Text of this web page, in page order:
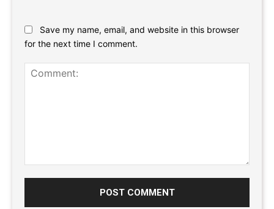
Save my name, email, and website in this browser
for the next time I comment.